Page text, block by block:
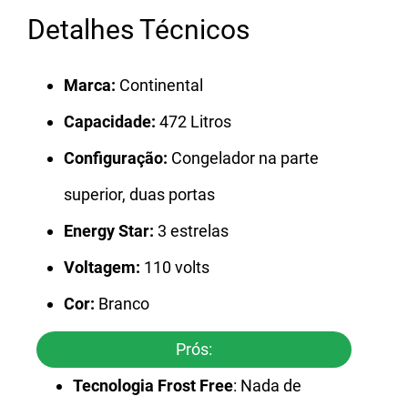
Detalhes Técnicos
Marca: Continental
Capacidade: 472 Litros
Configuração: Congelador na parte
superior, duas portas
Energy Star: 3 estrelas
Voltagem: 110 volts
Cor: Branco
Prós:
Tecnologia Frost Free: Nada de